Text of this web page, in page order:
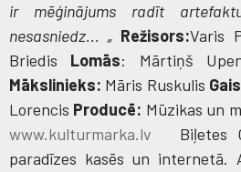
ir mēģinājums radīt
nesasniedz... „ Režisors:Varis
Briedis Lomās: Mārtiņš
Mākslinieks: Māris Ruskulis
Lorencis Producē: Mūzikas un
www.kulturmarka.lv Biļetes
paradīzes kasēs un internetā.